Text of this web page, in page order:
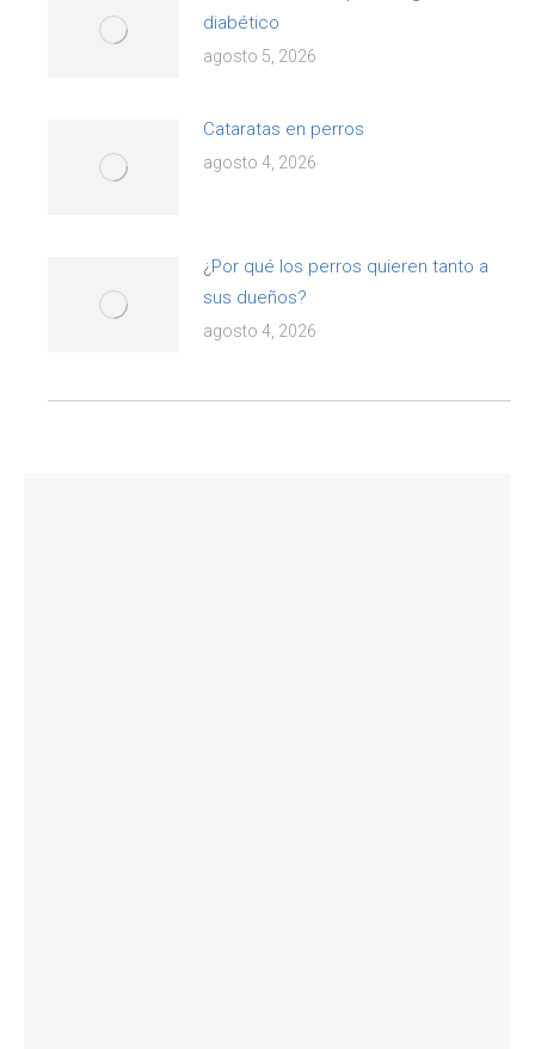
diabético
agosto 5, 2026
Cataratas en perros
agosto 4, 2026
¿Por qué los perros quieren tanto a
sus dueños?
agosto 4, 2026